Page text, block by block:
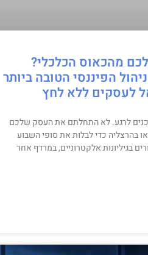
מהכאוס הכלכלי?
הפיננסי הטובה ביותר
לעסקים ללא לחץ
כנים לרגע. לא התחלתם את העסק שלכם
בהרצליה כדי לבלות את סופי השבוע
בגיליונות אלקטרוניים, במרדף אחר